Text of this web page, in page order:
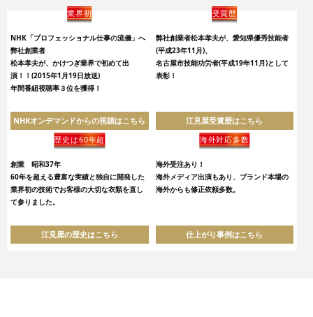
業界初
NHK「プロフェッショナル仕事の流儀」へ
弊社創業者
松本孝夫が、かけつぎ業界で初めて出
演！！(2015年1月19日放送)
年間番組視聴率３位を獲得！
NHKオンデマンドからの視聴はこちら
受賞歴
弊社創業者松本孝夫が、愛知県優秀技能者
(平成23年11月)、
名古屋市技能功労者(平成19年11月)として
表彰！
江見屋受賞歴はこちら
歴史は60年超
創業 昭和37年
60年を超える豊富な実績と独自に開発した
業界初の技術でお客様の大切な衣類を直し
て参りました。
江見屋の歴史はこちら
海外対応多数
海外受注あり！
海外メディア出演もあり、ブランド本場の
海外からも修正依頼多数。
仕上がり事例はこちら